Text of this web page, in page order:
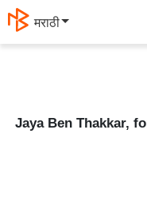
मराठी
Jaya Ben Thakkar,